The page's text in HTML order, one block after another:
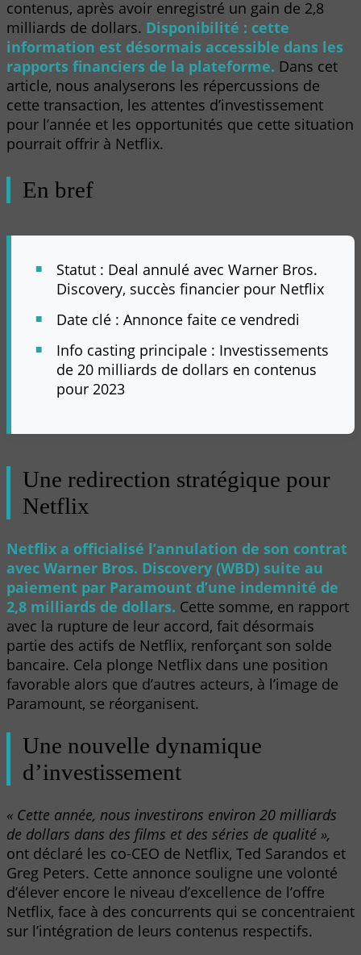
contenus, après avoir enregistré un gain de 2,8
milliards de dollars. Disponibilité : cette
information est désormais accessible dans les
rapports financiers de la plateforme. Dans cet
article, nous analyserons les répercussions de
cette transaction, les attentes d’investissement
pour l’année et les opportunités que cette situation
pourrait offrir à Netflix.
En bref
Statut : Deal annulé avec Warner Bros.
Discovery, succès financier pour Netflix
Date clé : Annonce faite ce vendredi
Info casting principale : Investissements
de 20 milliards de dollars en contenus
pour 2023
Une redirection stratégique pour
Netflix
Netflix a officialisé l’annulation de son contrat
avec Warner Bros. Discovery (WBD) suite au
paiement par Paramount d’une indemnité de
2,8 milliards de dollars. Cette somme, en rapport
avec la rupture de leur accord, fait désormais
partie des actifs de Netflix, renforçant son solde
bancaire. Cela plonge Netflix dans une position
favorable alors que d’autres acteurs, à l’image de
Paramount, se réorganisent.
Une nouvelle dynamique
d’investissement
« Cette année, nous investirons environ 20 milliards
de dollars dans des films et des séries de qualité »,
ont déclaré les co-CEO de Netflix, Ted Sarandos et
Greg Peters. Cette annonce souligne une volonté
d’élever encore le niveau d’excellence de l’offre
Netflix, face à des concurrents qui se concentraient
sur l’intégration de leurs contenus respectifs.